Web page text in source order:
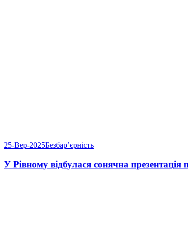
25-Вер-2025Безбарʼєрність
У Рівному відбулася сонячна